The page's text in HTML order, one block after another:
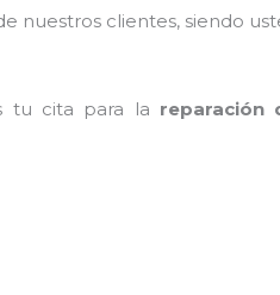
nuestros clientes, siendo
tu cita para la reparación